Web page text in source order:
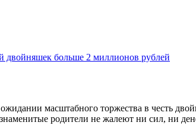
больше 2 миллионов рублей
масштабного торжества в честь
родители не жалеют ни сил, ни